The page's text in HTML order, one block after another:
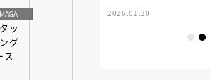
ッ
グ
ス
2026.01.30